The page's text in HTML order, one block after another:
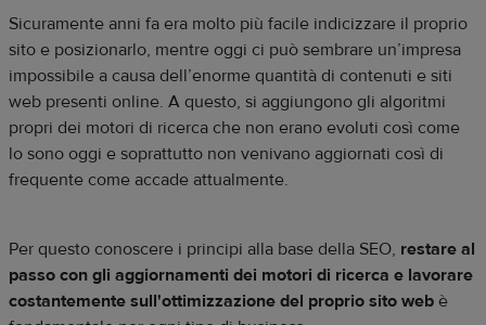
Sicuramente anni fa era molto più facile indicizzare il proprio
sito e posizionarlo, mentre oggi ci può sembrare un’impresa
impossibile a causa dell’enorme quantità di contenuti e siti
web presenti online. A questo, si aggiungono gli algoritmi
propri dei motori di ricerca che non erano evoluti così come
lo sono oggi e soprattutto non venivano aggiornati così di
frequente come accade attualmente.
Per questo conoscere i principi alla base della SEO, restare al
passo con gli aggiornamenti dei motori di ricerca e lavorare
costantemente sull'ottimizzazione del proprio sito web è